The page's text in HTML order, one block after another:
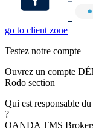
go to client zone
Testez notre compte
Ouvrez un compte
Rodo section
Qui est responsable
?
OANDA TMS